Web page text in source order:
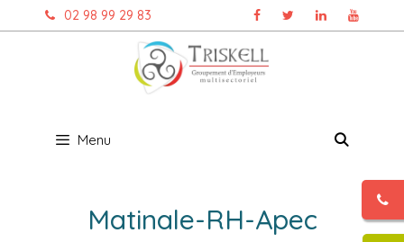
au
02 98 99 29 83
Menu
Matinale-RH-Apec